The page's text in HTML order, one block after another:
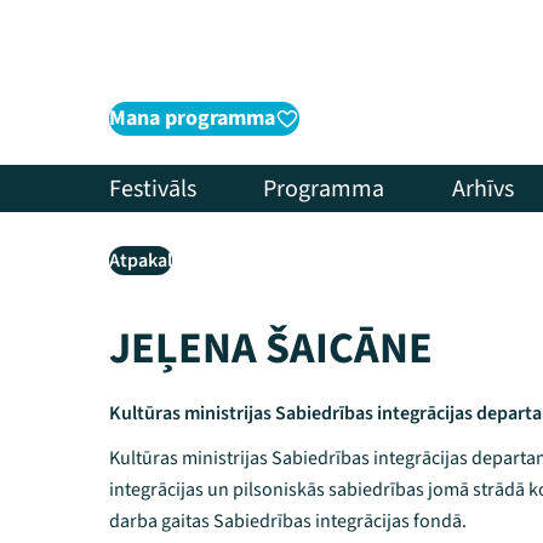
Mana programma
Festivāls Programma Arhīvs
Atpakaļ
JEĻENA ŠAICĀNE
Kultūras ministrijas Sabiedrības integrācijas
Kultūras ministrijas Sabiedrības integrācijas
integrācijas un pilsoniskās sabiedrības jomā strādā
darba gaitas Sabiedrības integrācijas fondā.